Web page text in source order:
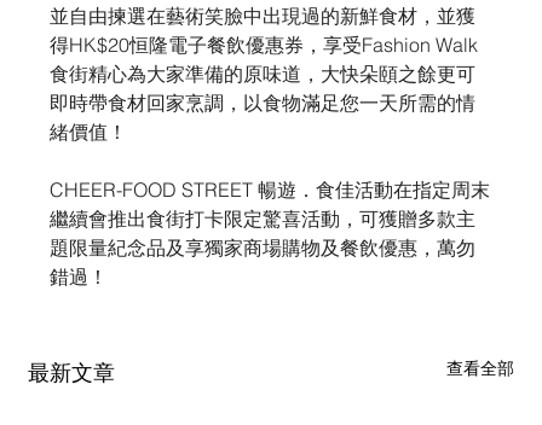
並自由揀選在藝術笑臉中出現過的新鮮食材，並獲
得HK$20恒隆電子餐飲優惠券，享受Fashion Walk
食街精心為大家準備的原味道，大快朵頤之餘更可
即時帶食材回家烹調，以食物滿足您一天所需的情
緒價值！
CHEER-FOOD STREET 暢遊．食佳活動在指定周末
繼續會推出食街打卡限定驚喜活動，可獲贈多款主
題限量紀念品及享獨家商場購物及餐飲優惠，萬勿
錯過！
最新文章 查看全部